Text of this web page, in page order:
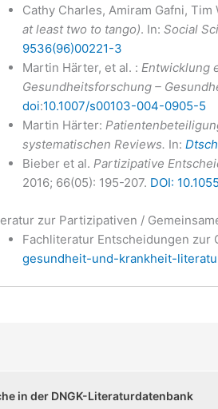
Cathy Charles, Amiram Gafni, Tim
at least two to tango). In: Social
9536(96)00221-3
Martin Härter, et al. : Entwicklung
Gesundheitsforschung –
doi:10.1007/s00103-004-0905-5
Martin Härter:
systematischen Reviews. In:
Bieber et al. Partizipative
2016; 66(05): 195-207. DOI:
zur Partizipativen /
Fachliteratur Entscheidungen zur
gesundheit-und-krankheit-
in der DNGK-Literaturdatenbank